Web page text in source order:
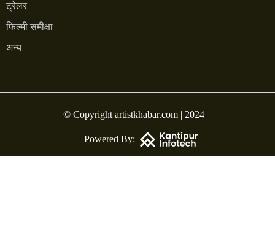
ट्रेलर
फिल्मी समीक्षा
अन्य
© Copyright artistkhabar.com | 2024
Powered By: